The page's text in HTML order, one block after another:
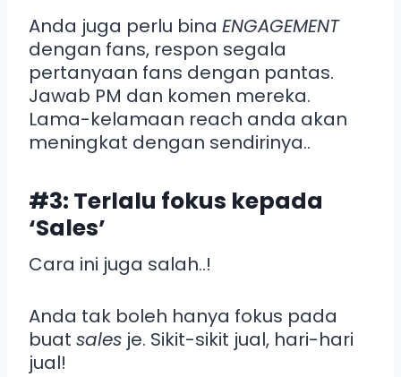
Anda juga perlu bina ENGAGEMENT
dengan fans, respon segala
pertanyaan fans dengan pantas.
Jawab PM dan komen mereka.
Lama-kelamaan reach anda akan
meningkat dengan sendirinya..
#3: Terlalu fokus kepada
‘Sales’
Cara ini juga salah..!
Anda tak boleh hanya fokus pada
buat sales je. Sikit-sikit jual, hari-hari
jual!